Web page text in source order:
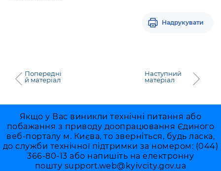
Надрукувати
Попередні
й матеріал
Наступний
матеріал
Якщо у Вас виникли технічні питання або
побажання з приводу доопрацювання Єдиного
веб-порталу м. Києва, то зверніться, будь ласка,
до служби технічної підтримки за номером: (044)
366-80-13 або напишіть на електронну
пошту support.web@kyivcity.gov.ua